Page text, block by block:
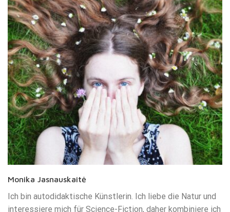
Monika Jasnauskaitė
Ich bin autodidaktische Künstlerin. Ich liebe die Natur und
interessiere mich für Science-Fiction, daher kombiniere ich